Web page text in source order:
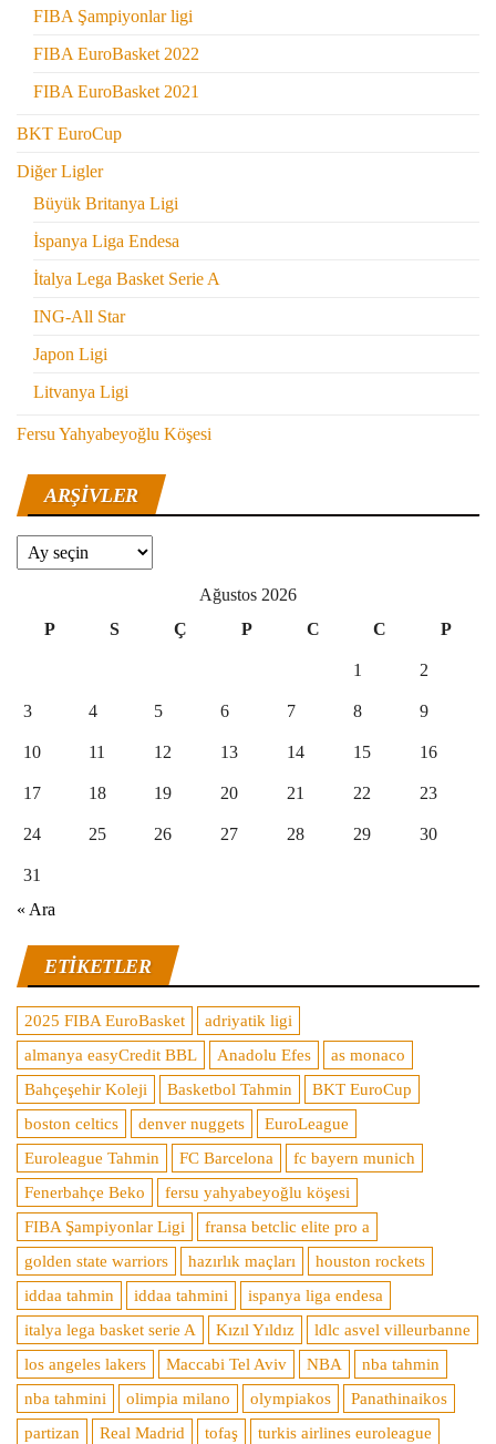
FIBA Şampiyonlar ligi
FIBA EuroBasket 2022
FIBA EuroBasket 2021
BKT EuroCup
Diğer Ligler
Büyük Britanya Ligi
İspanya Liga Endesa
İtalya Lega Basket Serie A
ING-All Star
Japon Ligi
Litvanya Ligi
Fersu Yahyabeyoğlu Köşesi
ARŞIVLER
Arşivler
Ağustos 2026
P
S Ç P C C P
1 2
3 4 5 6 7 8 9
10 11 12 13 14 15 16
17 18 19 20 21 22 23
24 25 26 27 28 29 30
31
« Ara
ETIKETLER
2025 FIBA EuroBasket
adriyatik ligi
almanya easyCredit BBL
Anadolu Efes
as monaco
Bahçeşehir Koleji
Basketbol Tahmin
BKT EuroCup
boston celtics
denver nuggets
EuroLeague
Euroleague Tahmin
FC Barcelona
fc bayern munich
Fenerbahçe Beko
fersu yahyabeyoğlu köşesi
FIBA Şampiyonlar Ligi
fransa betclic elite pro a
golden state warriors
hazırlık maçları
houston rockets
iddaa tahmin
iddaa tahmini
ispanya liga endesa
italya lega basket serie A
Kızıl Yıldız
ldlc asvel villeurbanne
los angeles lakers
Maccabi Tel Aviv NBA
nba tahmin
nba tahmini
olimpia milano olympiakos
Panathinaikos
partizan
Real Madrid tofaş turkis airlines euroleague